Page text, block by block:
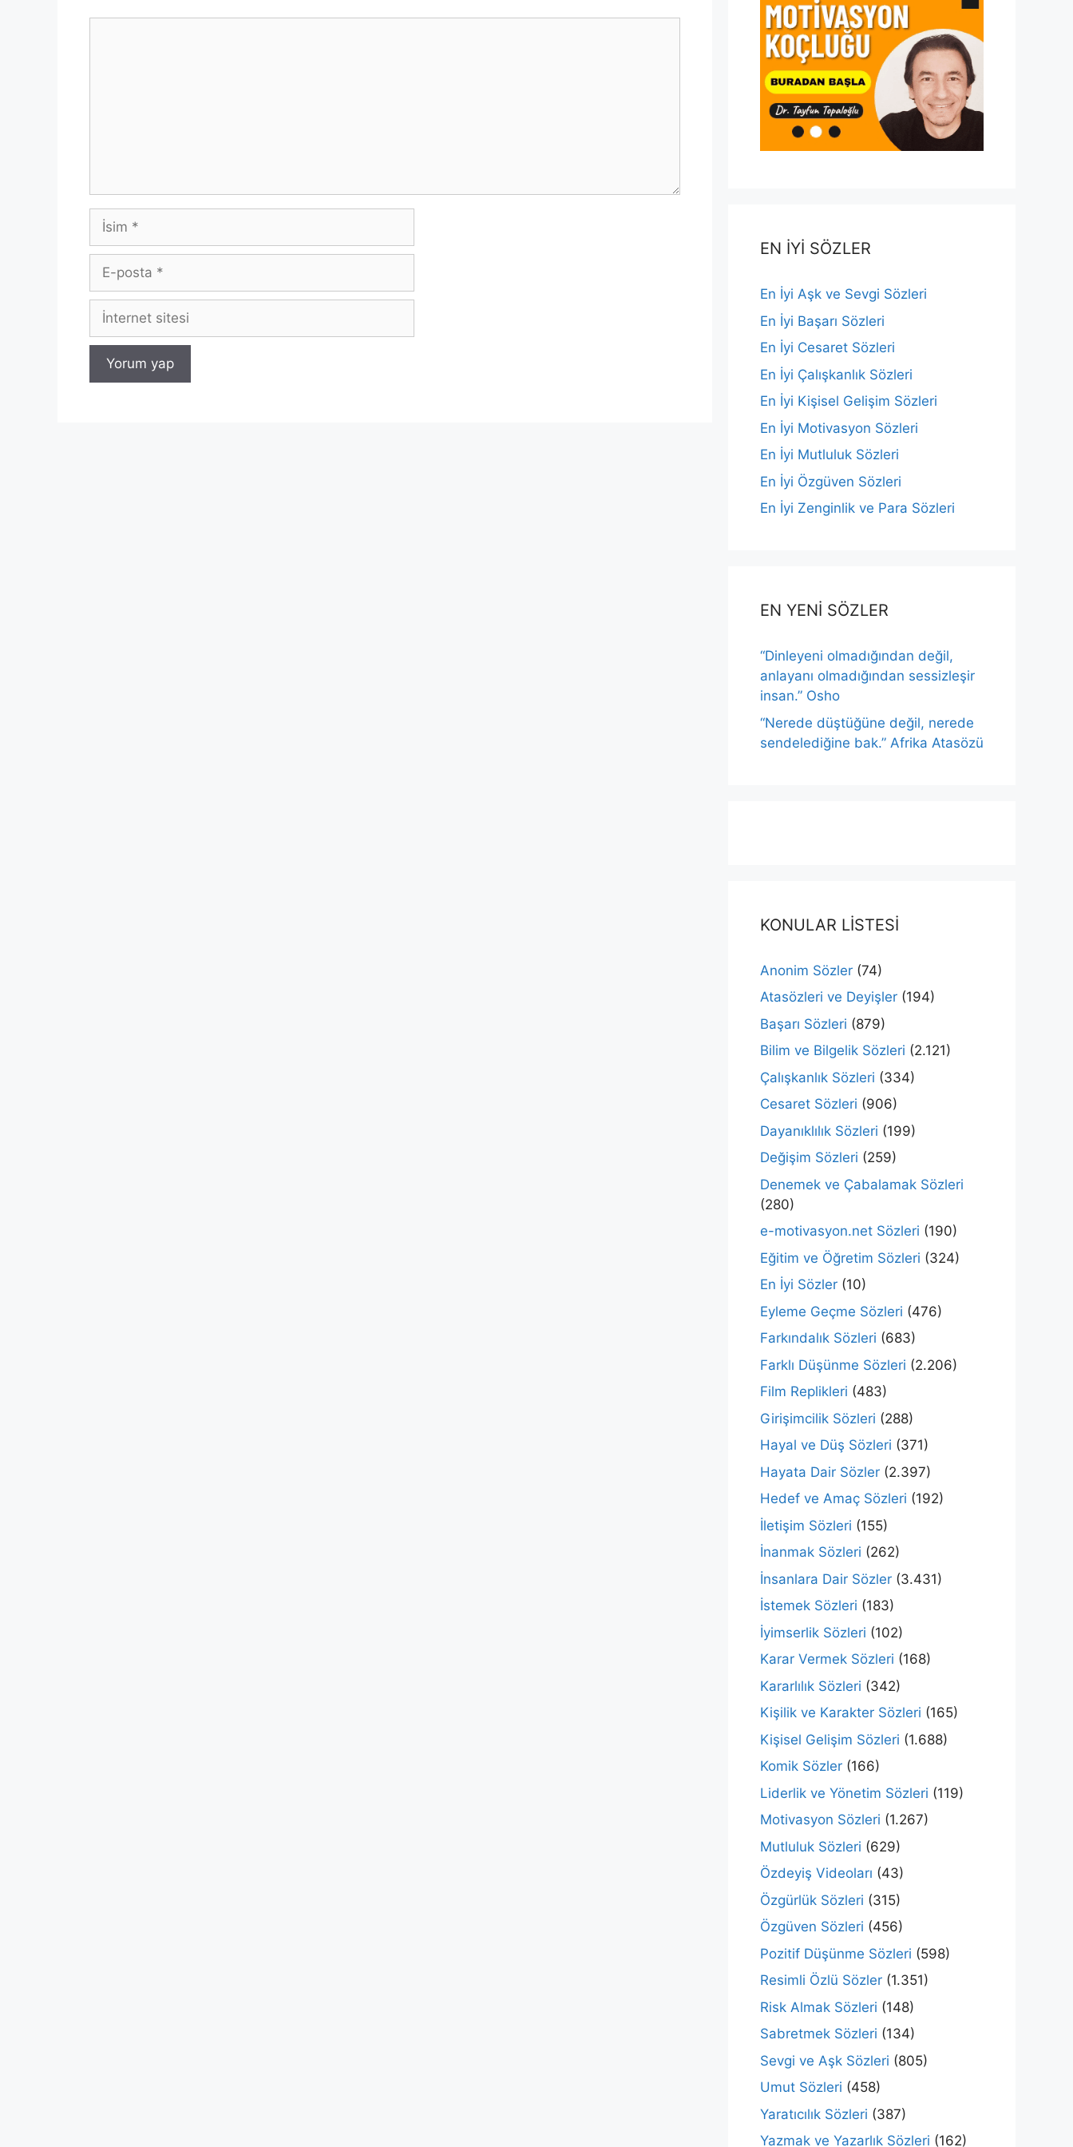
İsim
posta
İnternet
EN İYİ SÖZLER
En İyi Aşk ve Sevgi Sözleri
En İyi Başarı Sözleri
En İyi Cesaret Sözleri
En İyi Çalışkanlık Sözleri
En İyi Kişisel Gelişim Sözleri
En İyi Motivasyon Sözleri
En İyi Mutluluk Sözleri
En İyi Özgüven Sözleri
En İyi Zenginlik ve Para Sözleri
EN YENİ SÖZLER
“Dinleyeni olmadığından değil,
anlayanı olmadığından sessizleşir
insan.” Osho
“Nerede düştüğüne değil, nerede
sendelediğine bak.” Afrika Atasözü
KONULAR LİSTESİ
Anonim Sözler (74)
Atasözleri ve Deyişler (194)
Başarı Sözleri (879)
Bilim ve Bilgelik Sözleri (2.121)
Çalışkanlık Sözleri (334)
Cesaret Sözleri (906)
Dayanıklılık Sözleri (199)
Değişim Sözleri (259)
Denemek ve Çabalamak Sözleri
(280)
e-motivasyon.net Sözleri (190)
Eğitim ve Öğretim Sözleri (324)
En İyi Sözler (10)
Eyleme Geçme Sözleri (476)
Farkındalık Sözleri (683)
Farklı Düşünme Sözleri (2.206)
Film Replikleri (483)
Girişimcilik Sözleri (288)
Hayal ve Düş Sözleri (371)
Hayata Dair Sözler (2.397)
Hedef ve Amaç Sözleri (192)
İletişim Sözleri (155)
İnanmak Sözleri (262)
İnsanlara Dair Sözler (3.431)
İstemek Sözleri (183)
İyimserlik Sözleri (102)
Karar Vermek Sözleri (168)
Kararlılık Sözleri (342)
Kişilik ve Karakter Sözleri (165)
Kişisel Gelişim Sözleri (1.688)
Komik Sözler (166)
Liderlik ve Yönetim Sözleri (119)
Motivasyon Sözleri (1.267)
Mutluluk Sözleri (629)
Özdeyiş Videoları (43)
Özgürlük Sözleri (315)
Özgüven Sözleri (456)
Pozitif Düşünme Sözleri (598)
Resimli Özlü Sözler (1.351)
Risk Almak Sözleri (148)
Sabretmek Sözleri (134)
Sevgi ve Aşk Sözleri (805)
Umut Sözleri (458)
Yaratıcılık Sözleri (387)
Yazmak ve Yazarlık Sözleri (162)